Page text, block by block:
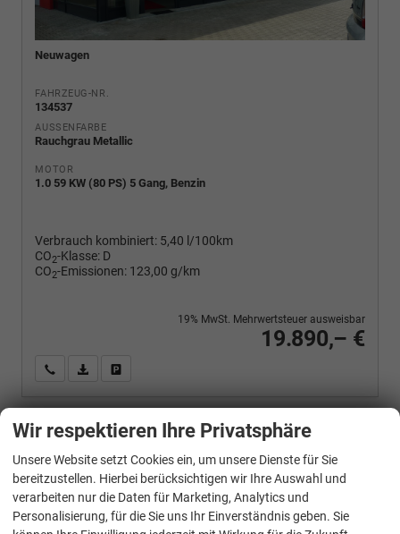
Neuwagen
FAHRZEUG-NR.
134537
AUSSENFARBE
Rauchgrau Metallic
MOTOR
1.0 59 KW (80 PS) 5 Gang, Benzin
Verbrauch kombiniert: 5,40 l/100km
CO2-Klasse: D
CO2-Emissionen: 123,00 g/km
19.890,– €
19% MwSt. Mehrwertsteuer ausweisbar
Wir rufen Sie anPDF-Fahrzeugexposé drucken
Volkswagen Polo
Wir respektieren Ihre Privatsphäre
Unsere Website setzt Cookies ein, um unsere Dienste für Sie
bereitzustellen. Hierbei berücksichtigen wir Ihre Auswahl und
verarbeiten nur die Daten für Marketing, Analytics und
Personalisierung, für die Sie uns Ihr Einverständnis geben. Sie